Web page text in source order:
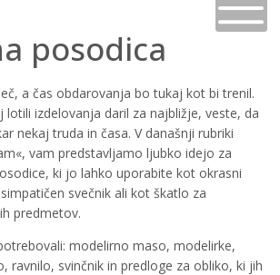
posodica
a čas obdarovanja bo tukaj kot bi trenil.
lotili izdelovanja daril za najbližje, veste, da
nekaj truda in časa. V današnji rubriki
vam predstavljamo ljubko idejo za
ki jo lahko uporabite kot okrasni
svečnik ali kot škatlo za
predmetov.
modelirno maso, modelirke,
ravnilo, svinčnik in predloge za obliko, ki jih